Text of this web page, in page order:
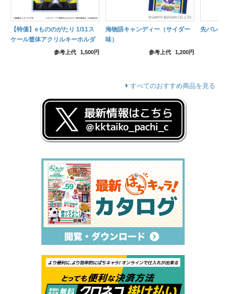
【特価】eもののがたり 1/11ス
ケール筐体アクリルキーホルダ
参考上代 1,500円
海物語キャンディー（サイダー
味）
参考上代 1,200円
先バレ
すべてのおすすめ商品を見る